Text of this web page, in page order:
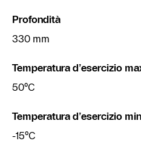
Profondità
330 mm
Temperatura d’esercizio
50°C
Temperatura d’esercizio
-15°C